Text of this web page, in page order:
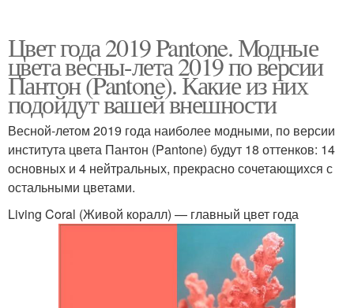
Цвет года 2019 Pantone. Модные
цвета весны-лета 2019 по версии
Пантон (Pantone). Какие из них
подойдут вашей внешности
Весной-летом 2019 года наиболее модными, по версии
института цвета Пантон (Pantone) будут 18 оттенков: 14
основных и 4 нейтральных, прекрасно сочетающихся с
остальными цветами.
Living Coral (Живой коралл) — главный цвет года